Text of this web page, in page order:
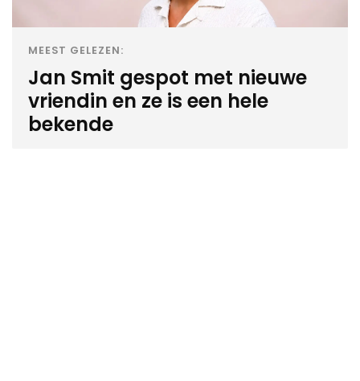
MEEST GELEZEN:
Jan Smit gespot met nieuwe
vriendin en ze is een hele
bekende